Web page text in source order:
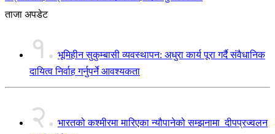
ताजा अपडेट
१. भूमिहीन सुकुम्बासी व्यवस्थापन: अधुरा कार्य पूरा गर्दै संवैधानिक
दायित्व निर्वाह गर्नुपर्ने आवश्यकता
२. भारतको कश्मीरमा मारिएका न्यौपानेको सम्झनामा दीपप्रज्वलन